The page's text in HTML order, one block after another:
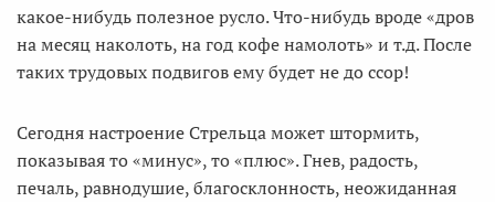
какое-нибудь полезное русло. Что-нибудь вроде «дров
на месяц наколоть, на год кофе намолоть» и т.д. После
таких трудовых подвигов ему будет не до ссор!
Сегодня настроение Стрельца может штормить,
показывая то «минус», то «плюс». Гнев, радость,
печаль, равнодушие, благосклонность, неожиданная